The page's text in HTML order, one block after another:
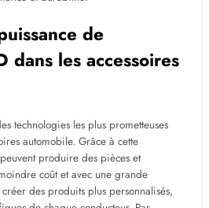
de
dans les accessoires
technologies les plus prometteuses
automobile. Grâce à cette
produire des pièces et
coût et avec une grande
des produits plus personnalisés,